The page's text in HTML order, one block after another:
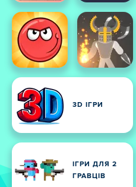
3D ІГРИ
ІГРИ ДЛЯ 2
ГРАВЦІВ